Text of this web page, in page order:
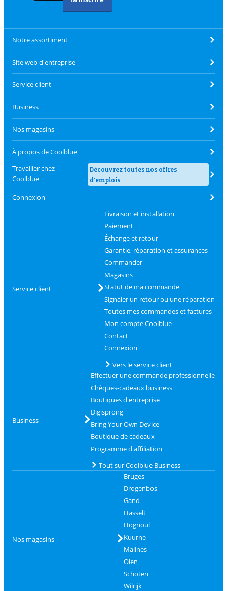
Notre assortiment
Site web d'entreprise
Service client
Business
Nos magasins
À propos de Coolblue
Travailler chez
Coolblue
Découvrez toutes nos offres
d'emplois
Connexion
Service client
Livraison et installation
Paiement
Échange et retour
Garantie, réparation et assurances
Commander
Magasins
Statut de ma commande
Signaler un retour ou une réparation
Toutes mes commandes et factures
Mon compte Coolblue
Contact
Connexion
Vers le service client
Business
Effectuer une commande professionnelle
Chèques-cadeaux business
Boutiques d'entreprise
Digisprong
Bring Your Own Device
Boutique de cadeaux
Programme d'affiliation
Tout sur Coolblue Business
Nos magasins
Bruges
Drogenbos
Gand
Hasselt
Hognoul
Kuurne
Malines
Olen
Schoten
Wilrijk